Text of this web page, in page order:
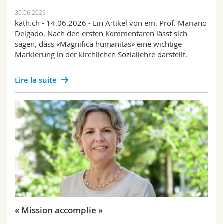
30.06.2026
kath.ch - 14.06.2026 - Ein Artikel von em. Prof. Mariano
Delgado. Nach den ersten Kommentaren lässt sich
sagen, dass «Magnifica humanitas» eine wichtige
Markierung in der kirchlichen Soziallehre darstellt.
Lire la suite
« Mission accomplie »